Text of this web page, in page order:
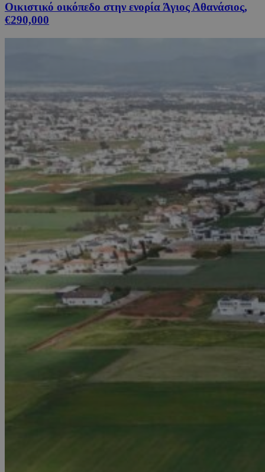
Οικιστικό οικόπεδο στην ενορία Άγιος Αθανάσιος,
€290,000